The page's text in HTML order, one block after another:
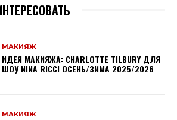
МАКИЯЖ
ИДЕЯ МАКИЯЖА: CHARLOTTE TILBURY ДЛЯ
ШОУ NINA RICCI ОСЕНЬ/ЗИМА 2025/2026
МАКИЯЖ